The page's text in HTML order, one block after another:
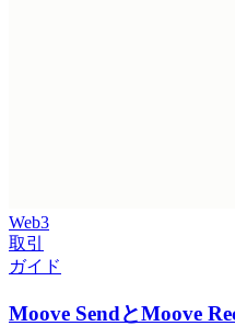
Web3
取引
ガイド
Moove SendとMoove